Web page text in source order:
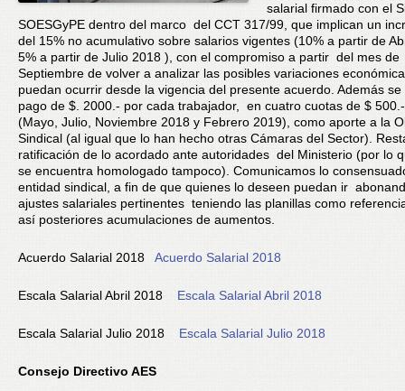
salarial firmado con el
SOESGyPE dentro del marco del CCT 317/99, que implican un
del 15% no acumulativo sobre salarios vigentes (10% a partir de
5% a partir de Julio 2018 ), con el compromiso a partir del mes de
Septiembre de volver a analizar las posibles variaciones
puedan ocurrir desde la vigencia del presente acuerdo. Además
pago de $. 2000.- por cada trabajador, en cuatro cuotas de $
(Mayo, Julio, Noviembre 2018 y Febrero 2019), como aporte a la
Sindical (al igual que lo han hecho otras Cámaras del Sector).
ratificación de lo acordado ante autoridades del Ministerio (por lo
se encuentra homologado tampoco). Comunicamos lo
entidad sindical, a fin de que quienes lo deseen puedan ir
ajustes salariales pertinentes teniendo las planillas como
así posteriores acumulaciones de aumentos.
Acuerdo Salarial 2018 Acuerdo Salarial 2018
Escala Salarial Abril 2018 Escala Salarial Abril 2018
Escala Salarial Julio 2018 Escala Salarial Julio 2018
Consejo Directivo AES